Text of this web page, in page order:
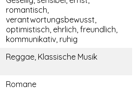
romantisch,
verantwortungsbewusst,
optimistisch, ehrlich, freundlich,
kommunikativ, ruhig
Reggae, Klassische Musik
Romane